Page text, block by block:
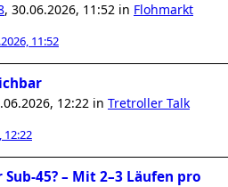
, 30.06.2026, 11:52 in Flohmarkt
11:52
12:22 in Tretroller Talk
12:22
45? – Mit 2–3 Läufen pro